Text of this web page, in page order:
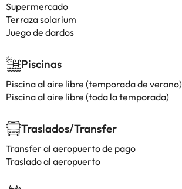
Supermercado
Terraza solarium
Juego de dardos
Piscinas
Piscina al aire libre (temporada de verano)
Piscina al aire libre (toda la temporada)
Traslados/Transfer
Transfer al aeropuerto de pago
Traslado al aeropuerto